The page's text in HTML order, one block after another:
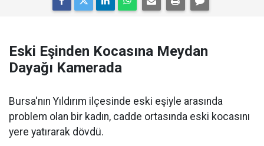
Eski Eşinden Kocasına Meydan
Dayağı Kamerada
Bursa'nın Yıldırım ilçesinde eski eşiyle arasında
problem olan bir kadın, cadde ortasında eski kocasını
yere yatırarak dövdü.